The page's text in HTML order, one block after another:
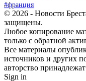
#франция
© 2026 - Новости
защищены.
Любое копирование
только с обратной
Все материалы
источников и других
авторство
Sign in